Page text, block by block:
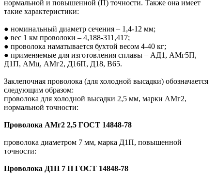
нормальной и повышенной (П) точности. Также она имеет
такие характеристики:
● номинальный диаметр сечения – 1,4-12 мм;
● вес 1 км проволоки – 4,188-311,417;
● проволока наматывается бухтой весом 4-40 кг;
● применяемые для изготовления сплавы – АД1, АМг5П,
Д1П, АМц, АМг2, Д16П, Д18, В65.
Заклепочная проволока (для холодной высадки) обозначается
следующим образом:
проволока для холодной высадки 2,5 мм, марки АМг2,
нормальной точности:
Проволока АМг2 2,5 ГОСТ 14848-78
проволока диаметром 7 мм, марка Д1П, повышенной
точности:
Проволока Д1П 7 П ГОСТ 14848-78